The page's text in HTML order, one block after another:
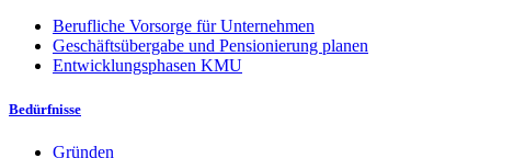
Berufliche Vorsorge für Unternehmen
Geschäftsübergabe und Pensionierung planen
Entwicklungsphasen KMU
Bedürfnisse
Gründen